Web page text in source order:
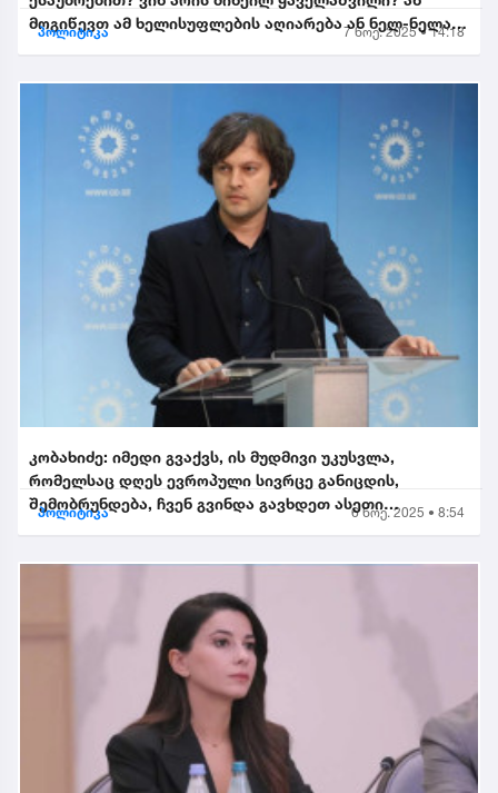
მოგიწევთ ამ ხელისუფლების აღიარება ან ნელ-ნელა
განიდევნებით, გაიწე...
პოლიტიკა 7 ნოე. 2025 • 14:18
კობახიძე: იმედი გვაქვს, ის მუდმივი უკუსვლა,
რომელსაც დღეს ევროპული სივრცე განიცდის,
შემობრუნდება, ჩვენ გვინდა გავხდეთ ასეთი
შემობრუნებული ევროკავშირის...
პოლიტიკა 6 ნოე. 2025 • 8:54